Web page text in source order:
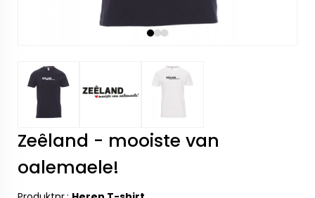
Zeêland - mooiste van
oalemaele!